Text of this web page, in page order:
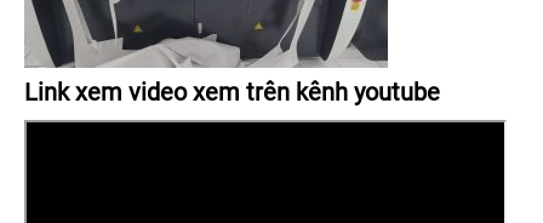
Link xem video xem trên kênh youtube